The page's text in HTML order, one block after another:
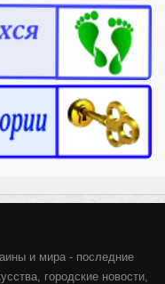
и мира - последние
городские новости,